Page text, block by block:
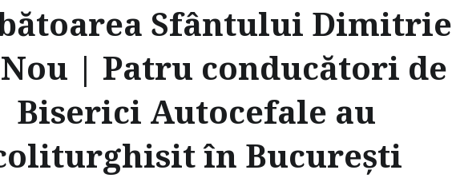
Sfântului Dimitrie
| Patru conducători de
Biserici Autocefale au
în Bucureşti